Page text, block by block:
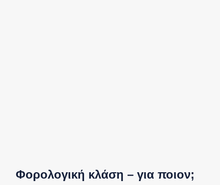
Φορολογική κλάση – για ποιον;